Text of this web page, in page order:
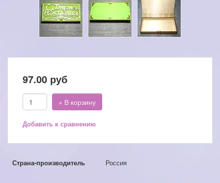
97.00 руб
+ В корзину
Добавить к сравнению
Страна-производитель Россия